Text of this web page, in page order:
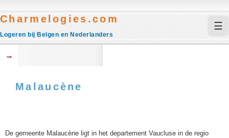
Charmelogies.com
Logeren bij Belgen en Nederlanders
☰
→
Malaucène
De gemeente Malaucène ligt in het departement Vaucluse in de regio